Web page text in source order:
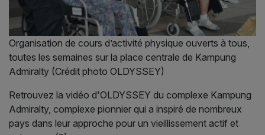
Organisation de cours d’activité physique ouverts à tous,
toutes les semaines sur la place centrale de Kampung
Admiralty (Crédit photo OLDYSSEY)
Retrouvez la vidéo d'OLDYSSEY du complexe Kampung
Admiralty, complexe pionnier qui a inspiré de nombreux
pays dans leur approche pour un vieillissement actif et